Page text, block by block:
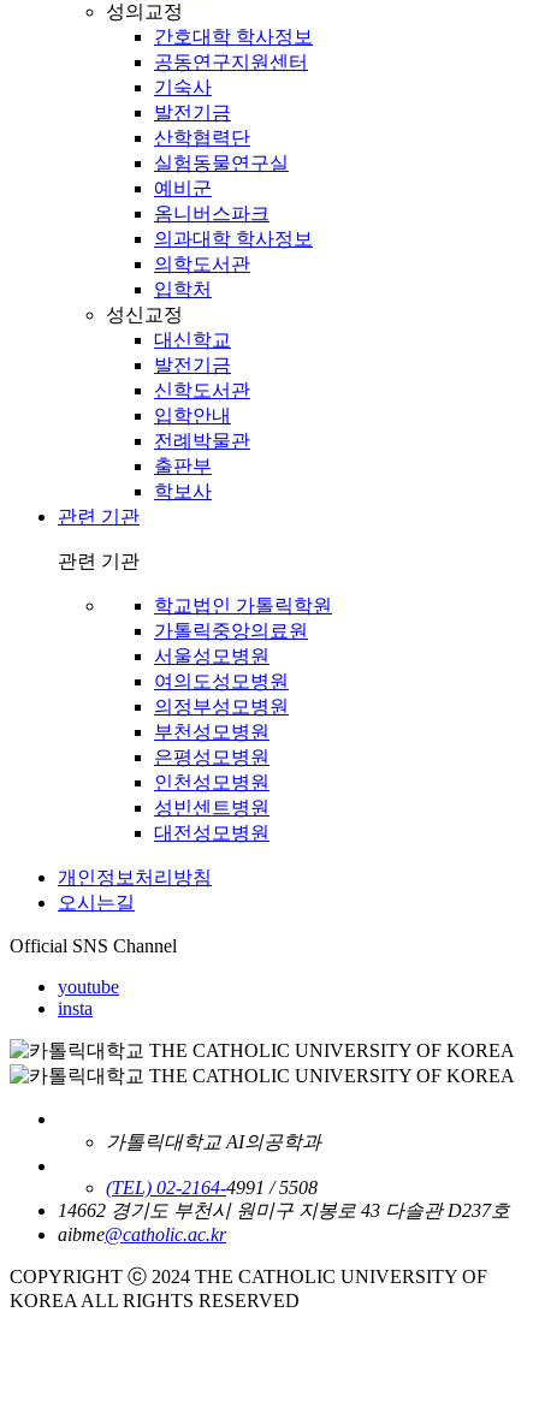
성의교정
간호대학 학사정보
공동연구지원센터
기숙사
발전기금
산학협력단
실험동물연구실
예비군
옴니버스파크
의과대학 학사정보
의학도서관
입학처
성신교정
대신학교
발전기금
신학도서관
입학안내
전례박물관
출판부
학보사
관련 기관
관련 기관
학교법인 가톨릭학원
가톨릭중앙의료원
서울성모병원
여의도성모병원
의정부성모병원
부천성모병원
은평성모병원
인천성모병원
성빈센트병원
대전성모병원
개인정보처리방침
오시는길
Official SNS Channel
youtube
insta
가톨릭대학교 AI의공학과
(TEL) 02-2164-4991 / 5508
14662 경기도 부천시 원미구 지봉로 43 다솔관 D237호
aibme@catholic.ac.kr
COPYRIGHT ⓒ 2024 THE CATHOLIC UNIVERSITY OF
KOREA ALL RIGHTS RESERVED